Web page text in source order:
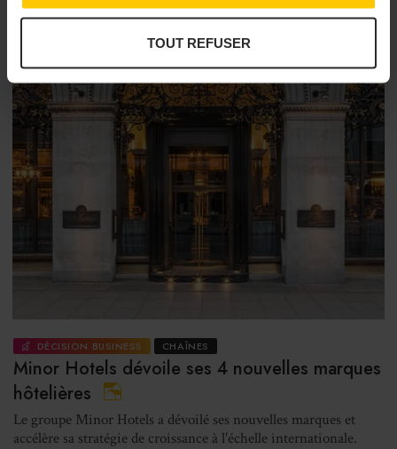
TOUT REFUSER
DÉCISION BUSINESS CHAÎNES
Minor Hotels dévoile ses 4 nouvelles marques
hôtelières
Le groupe Minor Hotels a dévoilé ses nouvelles marques et
accélère sa stratégie de croissance à l'échelle internationale.